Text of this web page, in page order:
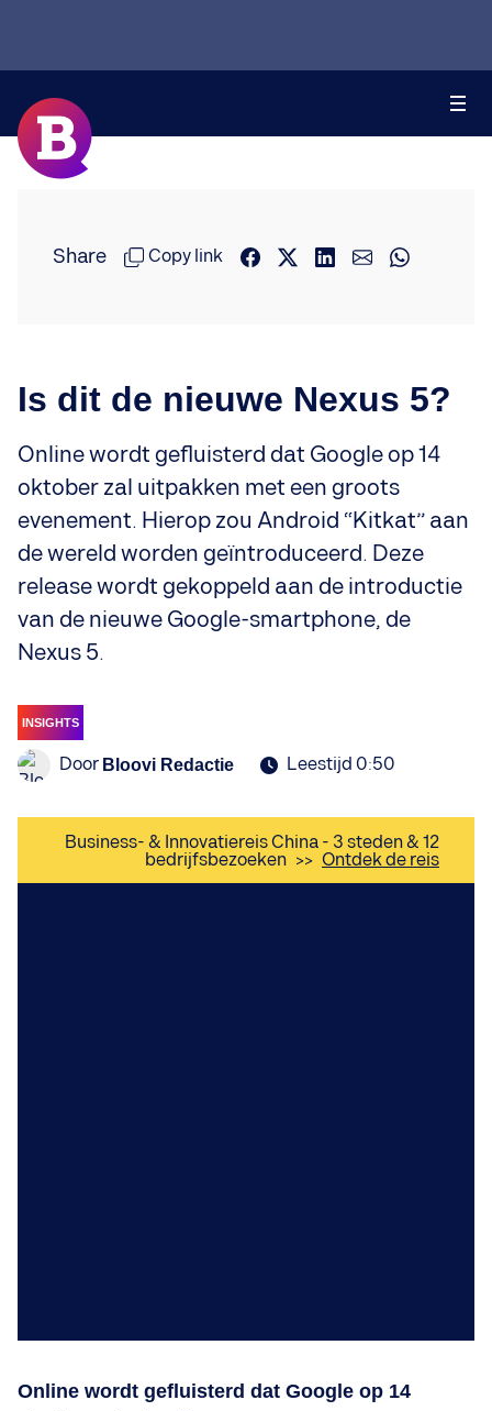
Share Copy link
Is dit de nieuwe Nexus 5?
Online wordt gefluisterd dat Google op 14
oktober zal uitpakken met een groots
evenement. Hierop zou Android “Kitkat” aan
de wereld worden geïntroduceerd. Deze
release wordt gekoppeld aan de introductie
van de nieuwe Google-smartphone, de
Nexus 5.
INSIGHTS
Door Bloovi Redactie Leestijd 0:50
Business- & Innovatiereis China - 3 steden & 12
bedrijfsbezoeken >> Ontdek de reis
Online wordt gefluisterd dat Google op 14